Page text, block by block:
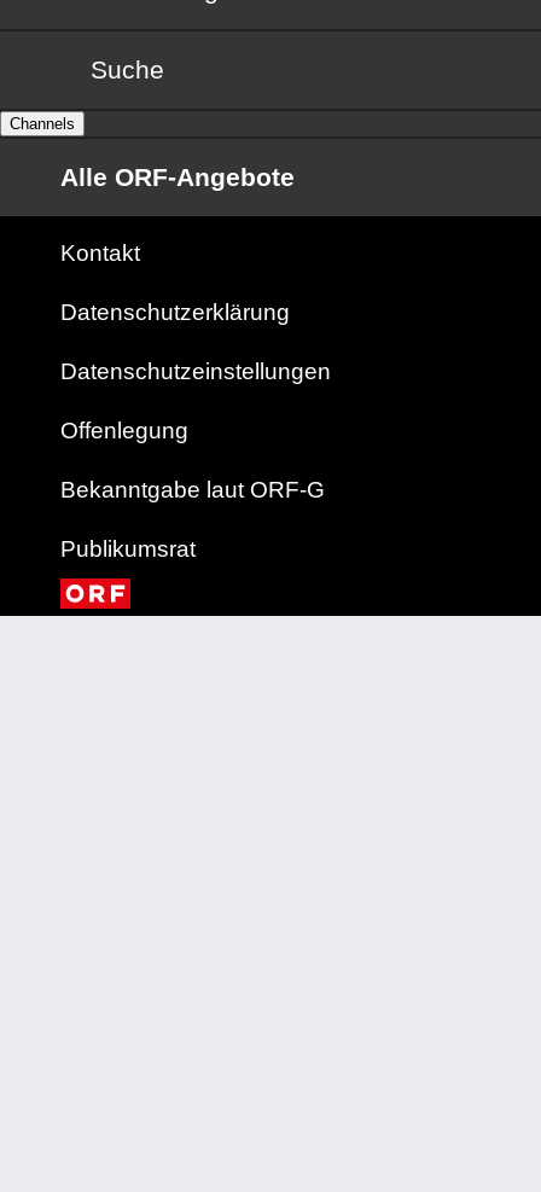
Suche
Channels
Alle ORF-Angebote
Kontakt
Datenschutzerklärung
Datenschutzeinstellungen
Offenlegung
Bekanntgabe laut ORF-G
Publikumsrat